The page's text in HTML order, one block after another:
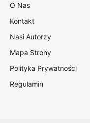
O Nas
Kontakt
Nasi Autorzy
Mapa Strony
Polityka Prywatności
Regulamin